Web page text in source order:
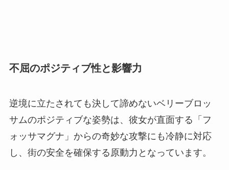
不屈のポジティブ性と影響力
逆境に立たされても決して諦めないベリーブロッ
サムのポジティブな姿勢は、彼女が直面する「フ
ォッサマグナ」からの奇妙な攻撃にも冷静に対応
し、街の安全を確保する原動力となっています。